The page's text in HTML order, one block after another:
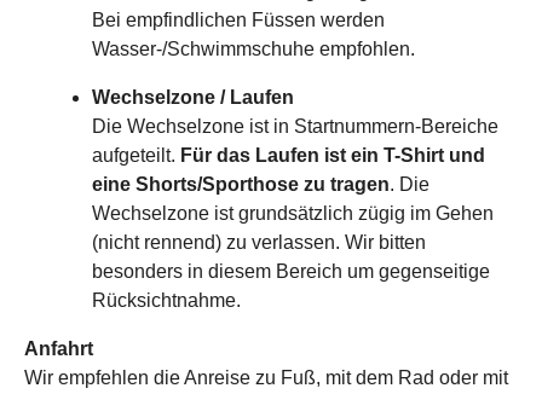
Bei empfindlichen Füssen werden
Wasser-/Schwimmschuhe empfohlen.
Wechselzone / Laufen
Die Wechselzone ist in Startnummern-Bereiche
aufgeteilt. Für das Laufen ist ein T-Shirt und
eine Shorts/Sporthose zu tragen. Die
Wechselzone ist grundsätzlich zügig im Gehen
(nicht rennend) zu verlassen. Wir bitten
besonders in diesem Bereich um gegenseitige
Rücksichtnahme.
Anfahrt
Wir empfehlen die Anreise zu Fuß, mit dem Rad oder mit